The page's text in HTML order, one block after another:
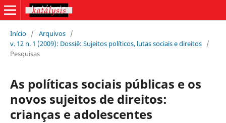
Início / Arquivos /
v. 12 n. 1 (2009): Dossiê: Sujeitos políticos, lutas sociais e direitos /
Pesquisas
As políticas sociais públicas e os
novos sujeitos de direitos:
crianças e adolescentes